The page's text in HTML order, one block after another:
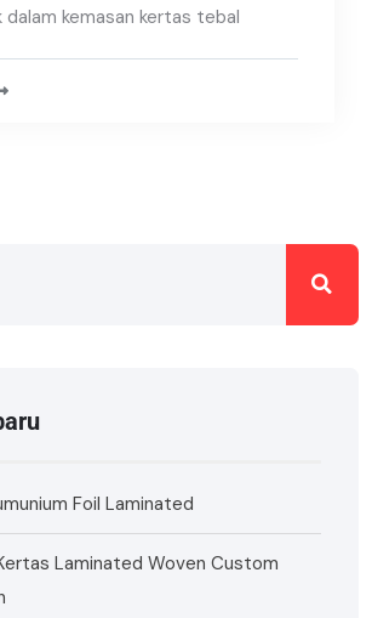
kemasan kertas tebal
Foil Laminated
Laminated Woven Custom